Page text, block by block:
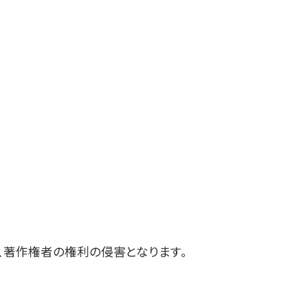
著作権者の権利の侵害となります。